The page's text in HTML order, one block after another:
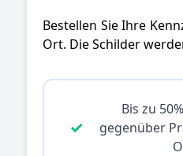
Bestellen Sie Ihre
Ort. Die Schilder
✓
Bis zu
gegenüber